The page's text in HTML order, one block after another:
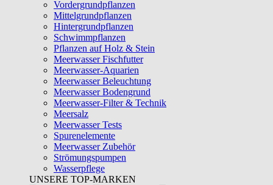
Vordergrundpflanzen
Mittelgrundpflanzen
Hintergrundpflanzen
Schwimmpflanzen
Pflanzen auf Holz & Stein
Meerwasser Fischfutter
Meerwasser-Aquarien
Meerwasser Beleuchtung
Meerwasser Bodengrund
Meerwasser-Filter & Technik
Meersalz
Meerwasser Tests
Spurenelemente
Meerwasser Zubehör
Strömungspumpen
Wasserpflege
UNSERE TOP-MARKEN